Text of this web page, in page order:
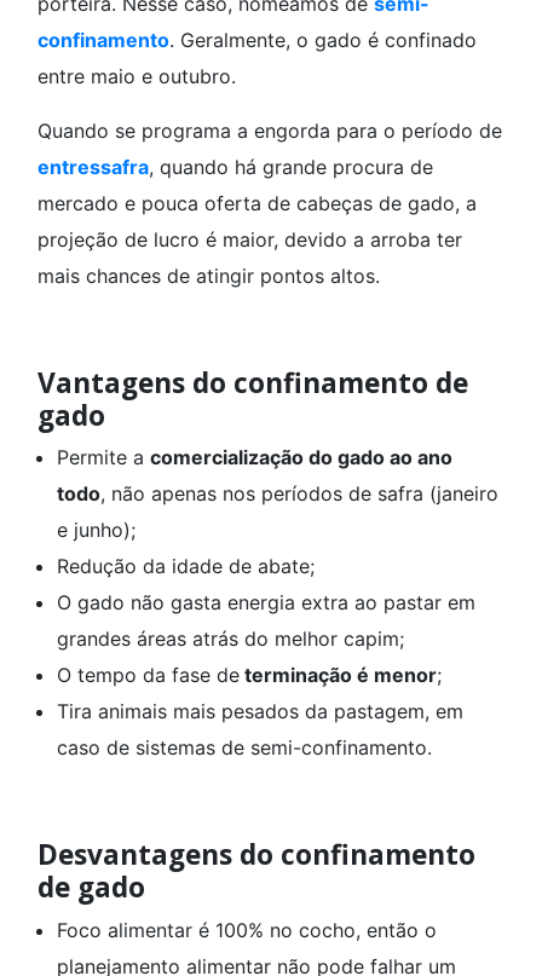
confinamento. Geralmente, o gado é confinado
entre maio e outubro.
Quando se programa a engorda para o período de
entressafra, quando há grande procura de
mercado e pouca oferta de cabeças de gado, a
projeção de lucro é maior, devido a arroba ter
mais chances de atingir pontos altos.
Vantagens do confinamento de
gado
Permite a comercialização do gado ao ano
todo, não apenas nos períodos de safra (janeiro
e junho);
Redução da idade de abate;
O gado não gasta energia extra ao pastar em
grandes áreas atrás do melhor capim;
O tempo da fase de terminação é menor;
Tira animais mais pesados da pastagem, em
caso de sistemas de semi-confinamento.
Desvantagens do confinamento
de gado
Foco alimentar é 100% no cocho, então o
planejamento alimentar não pode falhar um